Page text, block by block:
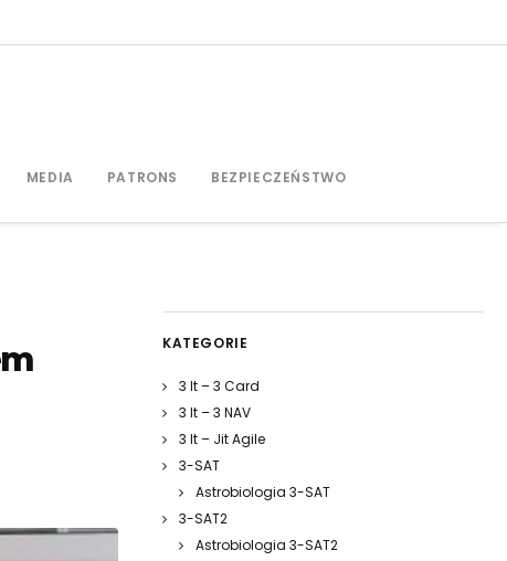
MEDIA PATRONS BEZPIECZEŃSTWO
KATEGORIE
3 It – 3 Card
3 It – 3 NAV
3 It – Jit Agile
3-SAT
Astrobiologia 3-SAT
3-SAT2
Astrobiologia 3-SAT2